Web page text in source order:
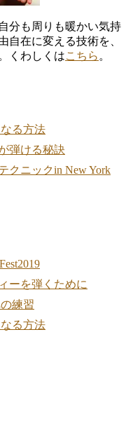
分も周りも暖かい気持
自在に変える技術を、
くわしくはこちら 。
る方法
弾ける秘訣
クニックin New York
ーを弾くために
練習
る方法